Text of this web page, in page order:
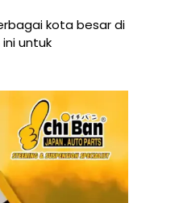
kota besar di
untuk